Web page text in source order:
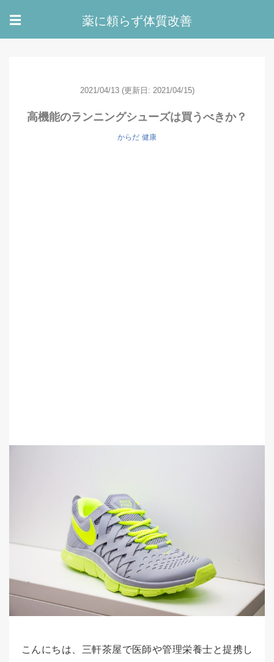
☰ 薬に頼らず体質改善
2021/04/13 (更新日: 2021/04/15)
高機能のランニングシューズは買うべきか？
からだ 健康
こんにちは、三軒茶屋で医師や管理栄養士と提携し